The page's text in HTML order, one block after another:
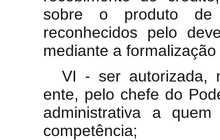
sobre o produto de
reconhecidos pelo
mediante a
VI - ser autorizada,
ente, pelo chefe do
administrativa a
competência;